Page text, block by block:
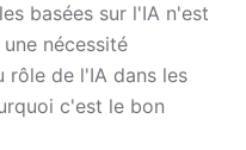
basées sur l'IA n'est
nécessité
rôle de l'IA dans les
c'est le bon